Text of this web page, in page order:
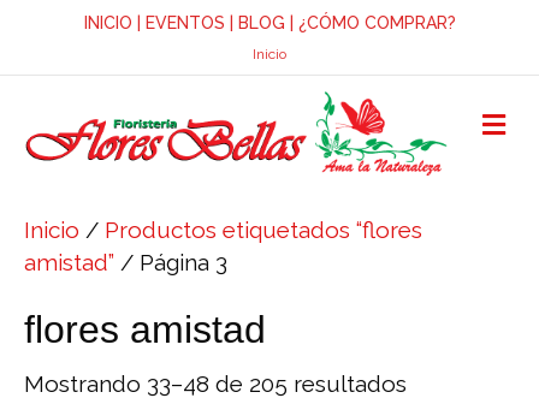
INICIO EVENTOS BLOG ¿CÓMO COMPRAR?
Inicio
M
E
Inicio / Productos etiquetados “flores
amistad” / Página 3
flores amistad
Mostrando 33–48 de 205 resultados